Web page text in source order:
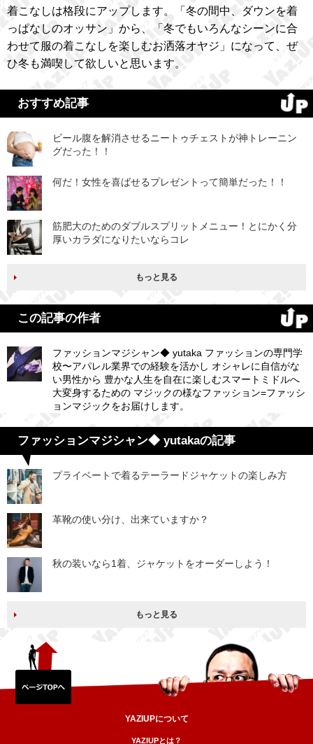
着こなしは格段にアップします。「冬の間中、ダウンを着
っぱなしのオッサン」から、「冬でもいろんなシーンに合
わせて服の着こなしを楽しむお洒落オヤジ」になって、ぜ
ひ冬も満喫して欲しいと思います。
おすすめ記事
ビール腹を解消させるニートゥチェストが神トレーニン
グだった！！
何だ！女性を喜ばせるプレゼントって簡単だった！！
筋肥大のためのダブルスプリットメニュー！とにかく分
厚いカラダになりたいならコレ
もっと見る
この記事の作者
ファッションマジシャン◆ yutaka ファッションの専門学
校〜アパレル業界での経験を活かし オシャレに自信がな
い男性から 豊かな人生を自在に楽しむスマートミドルへ
大変身するための マジックの様なファッション=ファッシ
ョンマジックをお届けします。
ファッションマジシャン◆ yutakaの記事
プライベートで着るテーラードジャケットの楽しみ方
革靴の使い分け、出来ていますか？
秋の装いなら1着、ジャケットをオーダーしよう！
もっと見る
YAZIUPについて
YAZIUPとは？